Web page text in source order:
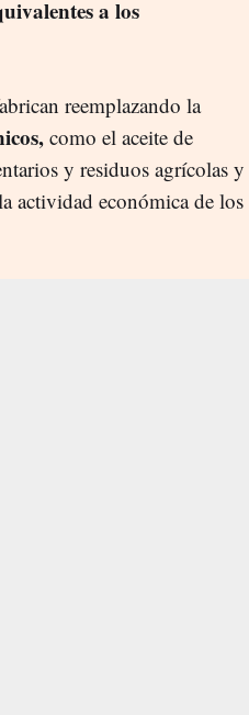
a los
reemplazando la
como el aceite de
y residuos agrícolas y
actividad económica de los